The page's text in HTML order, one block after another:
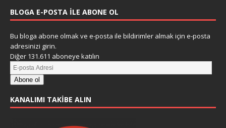
BLOGA E-POSTA ILE ABONE OL
Bu bloga abone olmak ve e-posta ile bildirimler almak için e-posta
adresinizi girin.
Diğer 131.611 aboneye katılın
Abone ol
KANALIMI TAKIBE ALIN